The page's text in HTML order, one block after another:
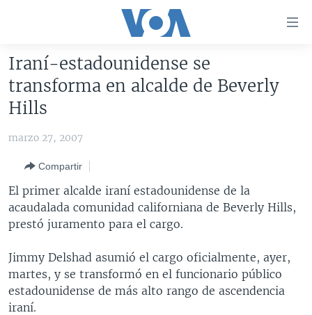
accesibilidad
contenido
Salte
principal
Salte
AMÉRICA DEL NORTE
EEUU
ELECCIONES EEUU 2024
VOA VERIFICA INMIGRACIÓN
VOA VERIFICA AMÉRICA LATINA
ARGENTINA
BOLIVIA
COLOMBIA
PERÚ
ECUADOR
CHINA EN AMÉRICA LATINA
CENTROAMÉRICA
COSTA RICA
GUATEMALA
HONDURAS
OTRAS SECCIONES
LIBERTAD DE PRENSA
MUNDO
LIBERTAD DE PRENSA
UCRANIA
Iraní-estadounidense se
transforma en alcalde de Beverly
Hills
marzo 27, 2007
Compartir
El primer alcalde iraní estadounidense de la
acaudalada comunidad californiana de Beverly Hills,
prestó juramento para el cargo.
Jimmy Delshad asumió el cargo oficialmente, ayer,
martes, y se transformó en el funcionario público
estadounidense de más alto rango de ascendencia
iraní.